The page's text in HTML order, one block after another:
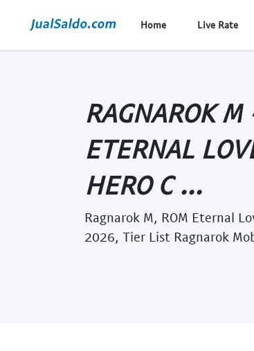
Home Live Rate
RAGNAROK
ETERNAL
HERO C ...
Ragnarok M, ROM Eternal
2026, Tier List Ragnarok